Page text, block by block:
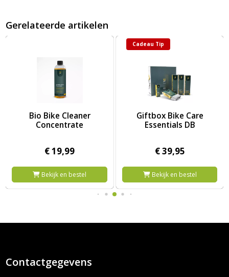
Gerelateerde artikelen
Bio Bike Cleaner
Concentrate
€19,99
Bekijk en bestel
Cadeau Tip
Giftbox Bike Care
Essentials DB
€39,95
Bekijk en bestel
Contactgegevens